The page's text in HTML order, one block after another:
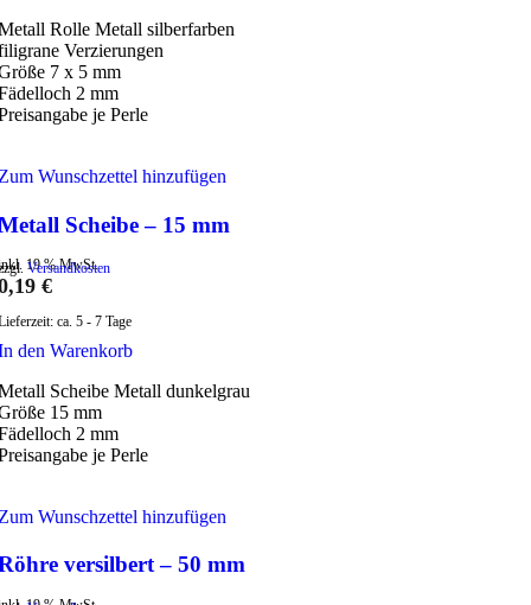
Rolle Metall silberfarben
Verzierungen
7 x 5 mm
2 mm
je Perle
Wunschzettel hinzufügen
Scheibe – 15 mm
19 % MwSt.
Versandkosten
€
ca. 5 - 7 Tage
den Warenkorb
Scheibe Metall dunkelgrau
15 mm
2 mm
je Perle
Wunschzettel hinzufügen
versilbert – 50 mm